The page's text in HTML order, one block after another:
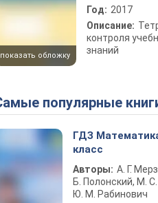
показать обложку
Год: 2017
Описание:
контроля
знаний
Самые популярные
ГДЗ
класс
Авторы: А. Г.
Б. Полонский, М. С.
Ю. М. Рабинович